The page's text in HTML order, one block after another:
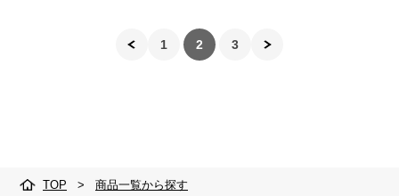
1 2 3
TOP > 商品一覧から探す